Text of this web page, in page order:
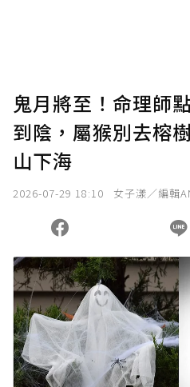
您當前剩餘 U 利點數：0
鬼月將至！命理師
到陰，屬猴別去榕
山下海
2026-07-29 18:10 女子漾／編輯